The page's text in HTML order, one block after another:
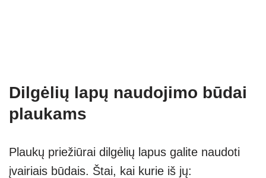
Dilgėlių lapų naudojimo būdai
plaukams
Plaukų priežiūrai dilgėlių lapus galite naudoti
įvairiais būdais. Štai, kai kurie iš jų: